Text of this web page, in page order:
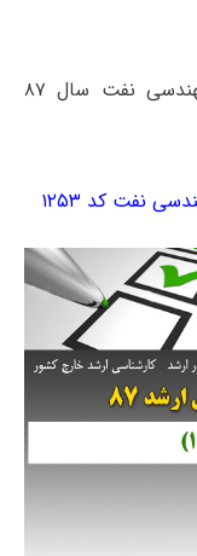
لینک دانلود سوالات کارشناسی ارشد مهندسی نفت سال ۸۷